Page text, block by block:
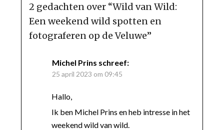
2 gedachten over “Wild van Wild:
Een weekend wild spotten en
fotograferen op de Veluwe”
Michel Prins schreef:
25 april 2023 om 09:45
Hallo,
Ik ben Michel Prins en heb intresse in het
weekend wild van wild.